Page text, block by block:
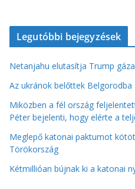
Legutóbbi bejegyzések
Netanjahu elutasítja Trump
Az ukránok belőttek Belgorodba
Miközben a fél ország
Péter bejelenti, hogy elérte a
Meglepő katonai paktumot
Törökország
Kétmillióan bújnak ki a katonai